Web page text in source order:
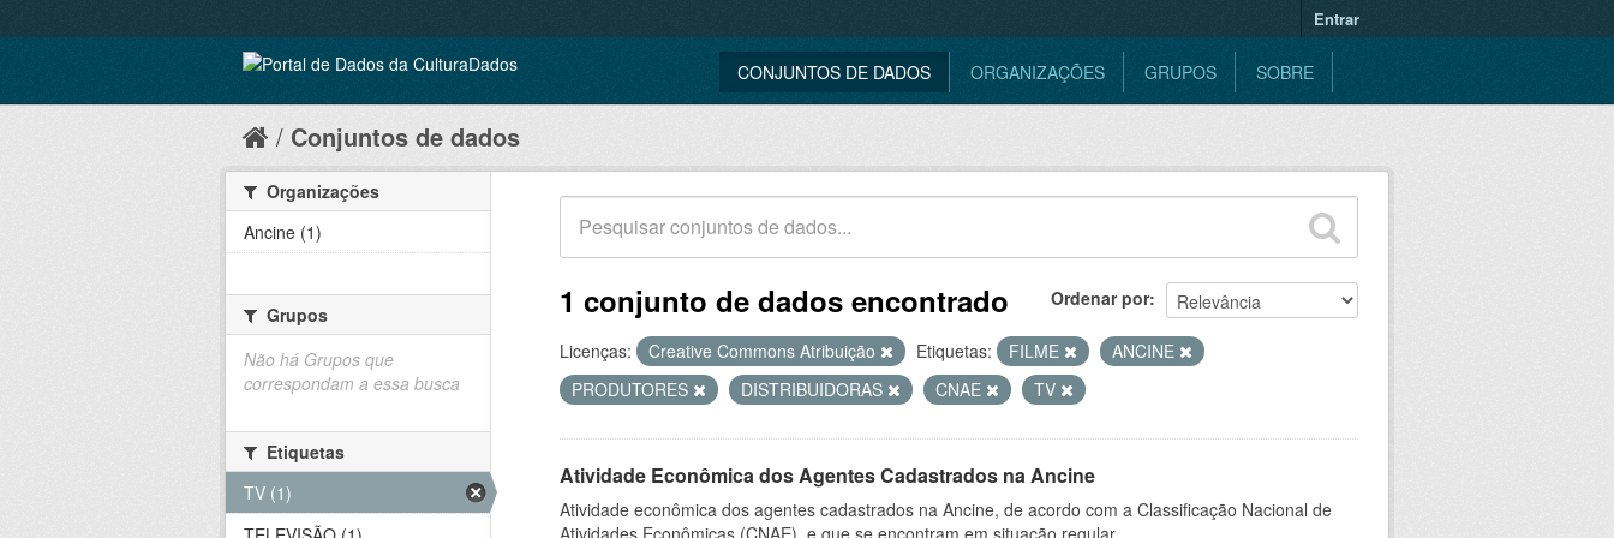
Entrar
CONJUNTOS DE DADOS ORGANIZAÇÕES GRUPOS SOBRE
Conjuntos de dados
Ordenar por
1 conjunto de dados encontrado
Licenças: Creative Commons Atribuição Etiquetas: FILME
ANCINE
PRODUTORES
DISTRIBUIDORAS CNAE TV
Atividade Econômica dos Agentes Cadastrados na Ancine
Atividade econômica dos agentes cadastrados na Ancine, de acordo com a Classificação Nacional de
Atividades Econômicas (CNAE), e que se encontram em situação regular.
Organizações
Ancine (1)
Grupos
Não há Grupos que
correspondam a essa busca
Etiquetas
TV (1)